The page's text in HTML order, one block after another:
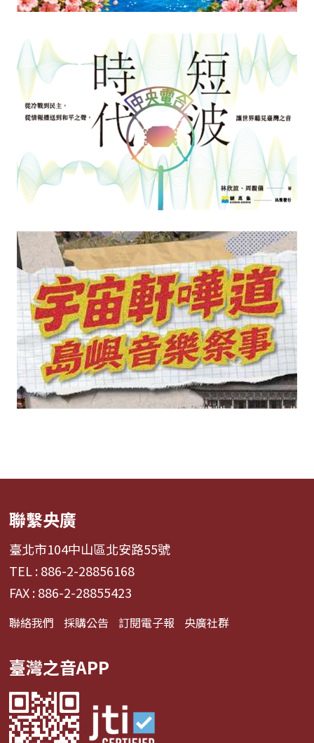
聯繫央廣
臺北市104中山區北安路55號
TEL : 886-2-28856168
FAX : 886-2-28855423
聯絡我們 採購公告 訂閱電子報 央廣社群
臺灣之音APP